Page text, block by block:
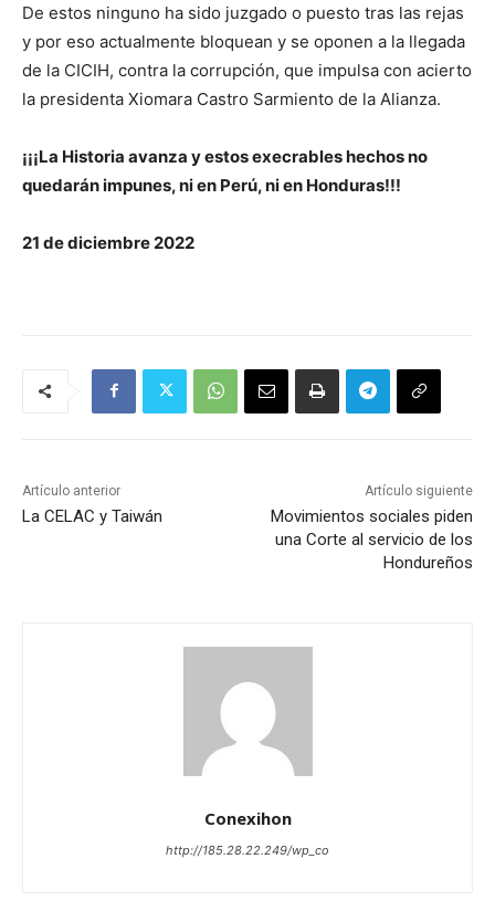
De estos ninguno ha sido juzgado o puesto tras las rejas
y por eso actualmente bloquean y se oponen a la llegada
de la CICIH, contra la corrupción, que impulsa con acierto
la presidenta Xiomara Castro Sarmiento de la Alianza.
¡¡¡La Historia avanza y estos execrables hechos no
quedarán impunes, ni en Perú, ni en Honduras!!!
21 de diciembre 2022
Artículo anterior
La CELAC y Taiwán
Artículo siguiente
Movimientos sociales piden
una Corte al servicio de los
Hondureños
Conexihon
http://185.28.22.249/wp_co